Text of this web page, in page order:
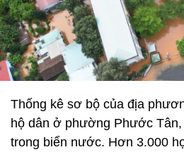
Thống kê sơ bộ của địa
hộ dân ở phường Phước
trong biển nước. Hơn 3.000